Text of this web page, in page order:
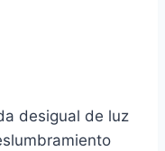
desigual de luz